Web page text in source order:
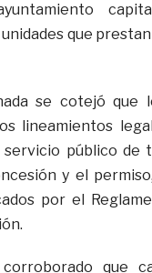
que
se cotejó que
lineamientos
público de
y el
por el
corroborado que